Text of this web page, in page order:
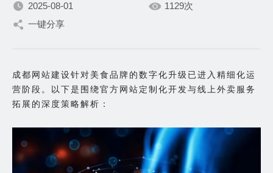
我们不断积累持续专注，
出色的你。
2025-08-01
1129次
一键分享
成都网站建设针对美食品牌的数字化升级已进入精细化运
营阶段。以下是围绕官方网站定制化开发与线上外卖服务
拓展的深度策略解析：